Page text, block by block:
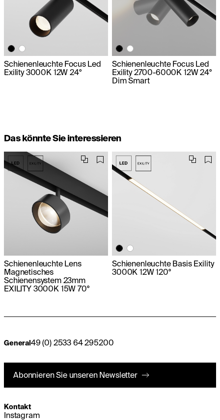
Schienenleuchte Focus Led
Exility 3000K 12W 24°
Schienenleuchte Focus Led
Exility 2700-6000K 12W 24°
Dim Smart
Das könnte Sie interessieren
Schienenleuchte Lens
Magnetisches
Schienensystem 23mm
EXILITY 3000K 15W 70°
Schienenleuchte Basis Exility
3000K 12W 120°
General49 (0) 2533 64 295200
Abonnieren Sie unseren Newsletter
Kontakt
Instagram